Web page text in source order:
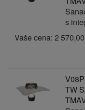
s
Vaše cena: 2
TW